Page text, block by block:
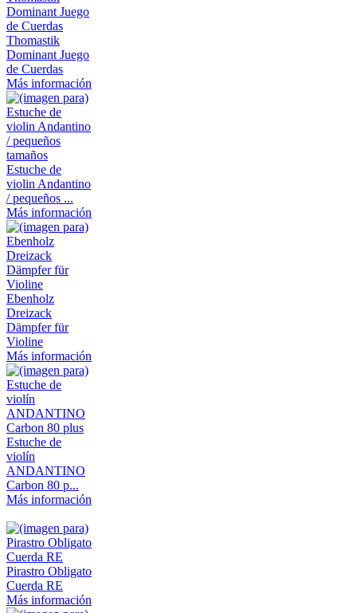
Thomastik
Dominant Juego
de Cuerdas
Más información
Estuche de
violin Andantino
/ pequeños ...
Más información
Ebenholz
Dreizack
Dämpfer für
Violine
Más información
Estuche de
violín
ANDANTINO
Carbon 80 p...
Más información
Pirastro Obligato
Cuerda RE
Más información